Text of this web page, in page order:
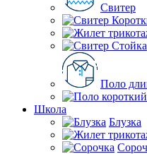
Свитер
Поло
Школа
Блузка